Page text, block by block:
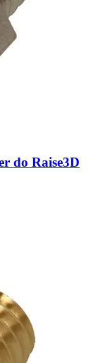
do Raise3D